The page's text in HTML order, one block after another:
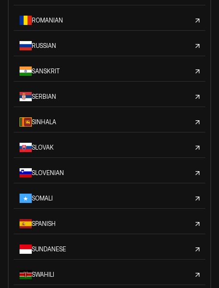
ROMANIAN
RUSSIAN
SANSKRIT
SERBIAN
SINHALA
SLOVAK
SLOVENIAN
SOMALI
SPANISH
SUNDANESE
SWAHILI